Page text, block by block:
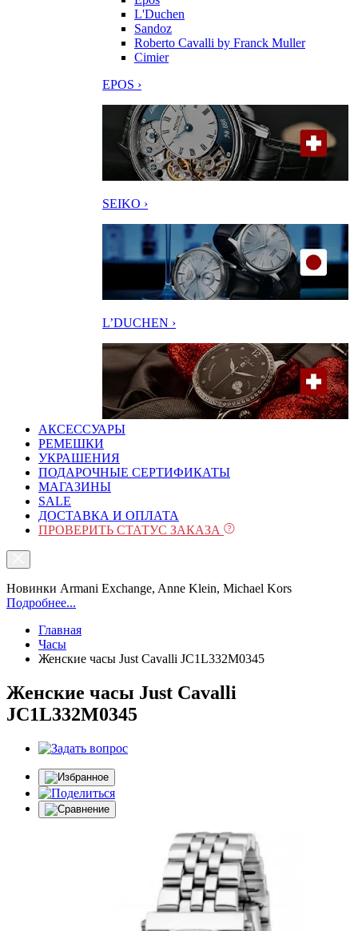
L'Duchen
Sandoz
Roberto Cavalli by Franck Muller
Cimier
EPOS ›
SEIKO ›
L’DUCHEN ›
АКСЕССУАРЫ
РЕМЕШКИ
УКРАШЕНИЯ
ПОДАРОЧНЫЕ СЕРТИФИКАТЫ
МАГАЗИНЫ
SALE
ДОСТАВКА И ОПЛАТА
ПРОВЕРИТЬ СТАТУС ЗАКАЗА
Новинки Armani Exchange, Anne Klein, Michael Kors
Подробнее...
Главная
Часы
Женские часы Just Cavalli JC1L332M0345
Женские часы Just Cavalli
JC1L332M0345